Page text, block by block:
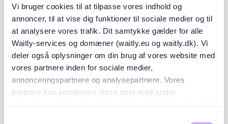
Vi bruger cookies til at tilpasse vores indhold og
annoncer, til at vise dig funktioner til sociale medier og til
at analysere vores trafik. Dit samtykke gælder for alle
Waitly-services og domæner (waitly.eu og waitly.dk). Vi
deler også oplysninger om din brug af vores website med
vores partnere inden for sociale medier,
annonceringspartnere og analysepartnere. Vores
partnere kan kombinere disse data med andre
Placeringer og lister
A/B Møntmestergården rækkefølge i forbindelse med
modtagelse af tilbud er følgende: